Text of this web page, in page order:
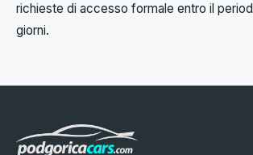
richieste di accesso formale entro il
giorni.